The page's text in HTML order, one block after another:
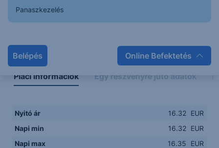
Panaszkezelés
Belépés Online Befektetés
Napon belüli Historikus
Piaci információk Egy részvényre jutó adatok
Nyitó ár 16.32 EUR
Napi min
16.32 EUR
Napi max
16.35
EUR